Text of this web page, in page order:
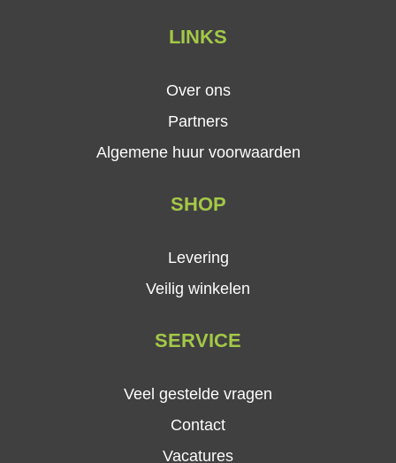
LINKS
Over ons
Partners
Algemene huur voorwaarden
SHOP
Levering
Veilig winkelen
SERVICE
Veel gestelde vragen
Contact
Vacatures